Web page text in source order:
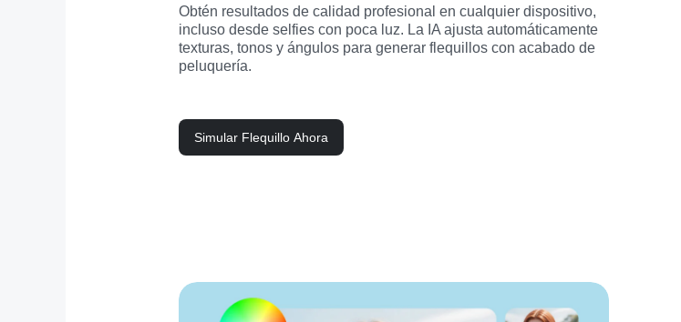
Obtén resultados de calidad profesional en cualquier dispositivo,
incluso desde selfies con poca luz. La IA ajusta automáticamente
texturas, tonos y ángulos para generar flequillos con acabado de
peluquería.
Simular Flequillo Ahora